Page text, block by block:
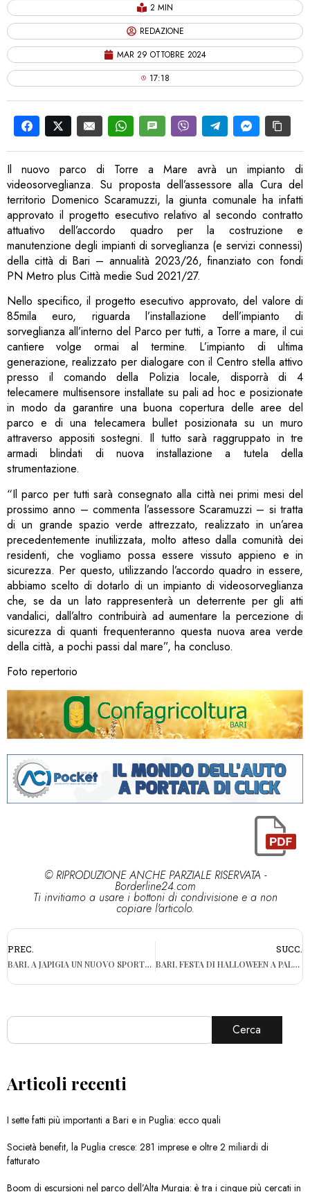
2 MIN
REDAZIONE
MAR 29 OTTOBRE 2024
17:18
Il nuovo parco di Torre a Mare avrà un impianto di
videosorveglianza. Su proposta dell’assessore alla Cura del
territorio Domenico Scaramuzzi, la giunta comunale ha infatti
approvato il progetto esecutivo relativo al secondo contratto
attuativo dell’accordo quadro per la costruzione e
manutenzione degli impianti di sorveglianza (e servizi connessi)
della città di Bari – annualità 2023/26, finanziato con fondi
PN Metro plus Città medie Sud 2021/27.
Nello specifico, il progetto esecutivo approvato, del valore di
85mila euro, riguarda l’installazione dell’impianto di
sorveglianza all’interno del Parco per tutti, a Torre a mare, il cui
cantiere volge ormai al termine. L’impianto di ultima
generazione, realizzato per dialogare con il Centro stella attivo
presso il comando della Polizia locale, disporrà di 4
telecamere multisensore installate su pali ad hoc e posizionate
in modo da garantire una buona copertura delle aree del
parco e di una telecamera bullet posizionata su un muro
attraverso appositi sostegni. Il tutto sarà raggruppato in tre
armadi blindati di nuova installazione a tutela della
strumentazione.
“Il parco per tutti sarà consegnato alla città nei primi mesi del
prossimo anno – commenta l’assessore Scaramuzzi – si tratta
di un grande spazio verde attrezzato, realizzato in un’area
precedentemente inutilizzata, molto atteso dalla comunità dei
residenti, che vogliamo possa essere vissuto appieno e in
sicurezza. Per questo, utilizzando l’accordo quadro in essere,
abbiamo scelto di dotarlo di un impianto di videosorveglianza
che, se da un lato rappresenterà un deterrente per gli atti
vandalici, dall’altro contribuirà ad aumentare la percezione di
sicurezza di quanti frequenteranno questa nuova area verde
della città, a pochi passi dal mare”, ha concluso.
Foto repertorio
© RIPRODUZIONE ANCHE PARZIALE RISERVATA -
Borderline24.com
Ti invitiamo a usare i bottoni di condivisione e a non
copiare l'articolo.
PREC.
BARI, A JAPIGIA UN NUOVO SPORTELLO PER LA FACILITAZIONE DIGITALE
SUCC.
BARI, FESTA DI HALLOWEEN A PALESE: PREVISTE VARIAZIONI BUS
Cerca
Articoli recenti
I sette fatti più importanti a Bari e in Puglia: ecco quali
Società benefit, la Puglia cresce: 281 imprese e oltre 2 miliardi di
fatturato
Boom di escursioni nel parco dell’Alta Murgia: è tra i cinque più cercati in